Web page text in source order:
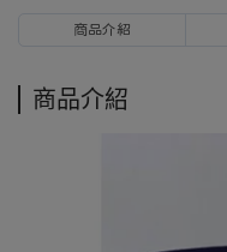
商品介紹
商品介紹